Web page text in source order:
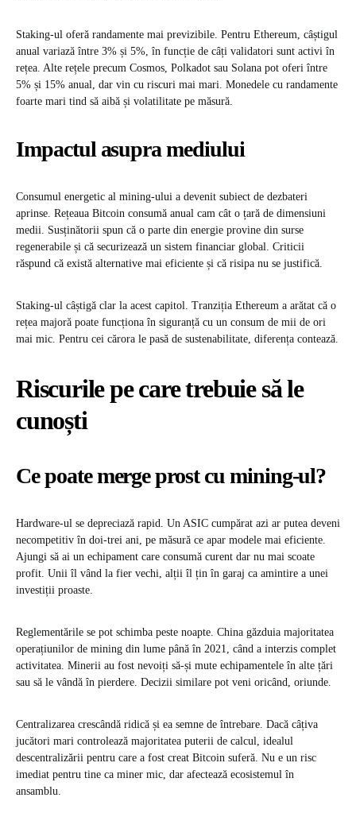
Staking-ul oferă randamente mai previzibile. Pentru Ethereum, câștigul
anual variază între 3% și 5%, în funcție de câți validatori sunt activi în
rețea. Alte rețele precum Cosmos, Polkadot sau Solana pot oferi între
5% și 15% anual, dar vin cu riscuri mai mari. Monedele cu randamente
foarte mari tind să aibă și volatilitate pe măsură.
Impactul asupra mediului
Consumul energetic al mining-ului a devenit subiect de dezbateri
aprinse. Rețeaua Bitcoin consumă anual cam cât o țară de dimensiuni
medii. Susținătorii spun că o parte din energie provine din surse
regenerabile și că securizează un sistem financiar global. Criticii
răspund că există alternative mai eficiente și că risipa nu se justifică.
Staking-ul câștigă clar la acest capitol. Tranziția Ethereum a arătat că o
rețea majoră poate funcționa în siguranță cu un consum de mii de ori
mai mic. Pentru cei cărora le pasă de sustenabilitate, diferența contează.
Riscurile pe care trebuie să le
cunoști
Ce poate merge prost cu mining-ul?
Hardware-ul se depreciază rapid. Un ASIC cumpărat azi ar putea deveni
necompetitiv în doi-trei ani, pe măsură ce apar modele mai eficiente.
Ajungi să ai un echipament care consumă curent dar nu mai scoate
profit. Unii îl vând la fier vechi, alții îl țin în garaj ca amintire a unei
investiții proaste.
Reglementările se pot schimba peste noapte. China găzduia majoritatea
operațiunilor de mining din lume până în 2021, când a interzis complet
activitatea. Minerii au fost nevoiți să-și mute echipamentele în alte țări
sau să le vândă în pierdere. Decizii similare pot veni oricând, oriunde.
Centralizarea crescândă ridică și ea semne de întrebare. Dacă câțiva
jucători mari controlează majoritatea puterii de calcul, idealul
descentralizării pentru care a fost creat Bitcoin suferă. Nu e un risc
imediat pentru tine ca miner mic, dar afectează ecosistemul în
ansamblu.